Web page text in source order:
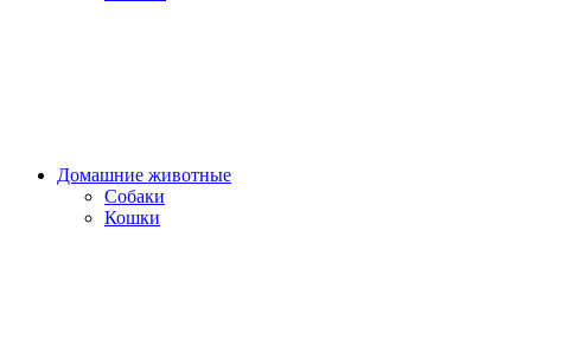
Домашние животные
Собаки
Кошки